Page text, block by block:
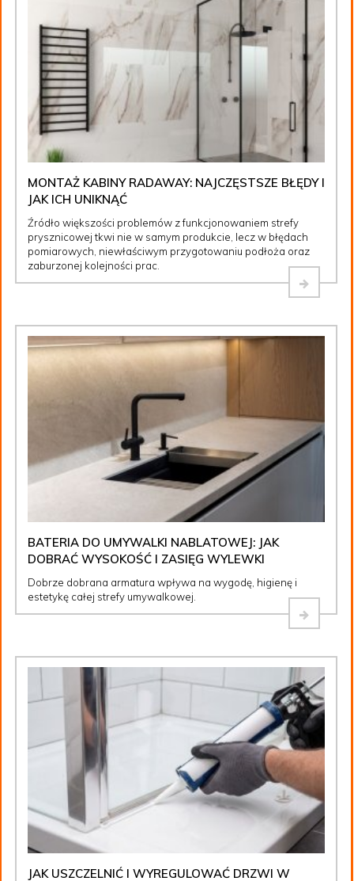
MONTAŻ KABINY RADAWAY: NAJCZĘSTSZE BŁĘDY I
JAK ICH UNIKNĄĆ
Źródło większości problemów z funkcjonowaniem strefy
prysznicowej tkwi nie w samym produkcie, lecz w błędach
pomiarowych, niewłaściwym przygotowaniu podłoża oraz
zaburzonej kolejności prac.
BATERIA DO UMYWALKI NABLATOWEJ: JAK
DOBRAĆ WYSOKOŚĆ I ZASIĘG WYLEWKI
Dobrze dobrana armatura wpływa na wygodę, higienę i
estetykę całej strefy umywalkowej.
JAK USZCZELNIĆ I WYREGULOWAĆ DRZWI W